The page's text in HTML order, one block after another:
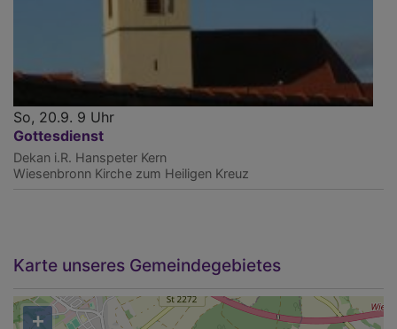
So, 20.9. 9 Uhr
Gottesdienst
Dekan i.R. Hanspeter Kern
Wiesenbronn Kirche zum Heiligen Kreuz
Karte unseres Gemeindegebietes
+